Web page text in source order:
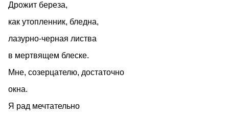
Дрожит береза,
как утопленник, бледна,
лазурно‑черная листва
в мертвящем блеске.
Мне, созерцателю, достаточно
окна.
Я рад мечтательно